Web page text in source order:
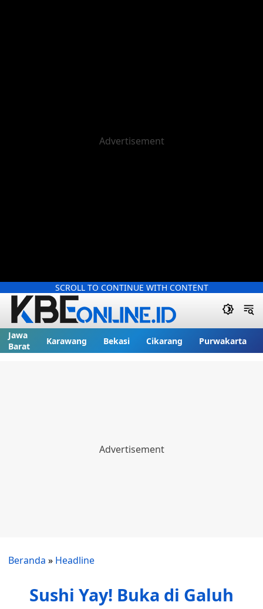
SCROLL TO CONTINUE WITH CONTENT
Jawa
Barat
Karawang Bekasi Cikarang Purwakarta
Beranda » Headline
Sushi Yay! Buka di Galuh